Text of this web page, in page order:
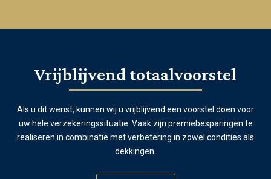
Vrijblijvend totaalvoorstel
Als u dit wenst, kunnen wij u vrijblijvend een voorstel doen voor
uw hele verzekeringssituatie. Vaak zijn premiebesparingen te
realiseren in combinatie met verbetering in zowel condities als
dekkingen.